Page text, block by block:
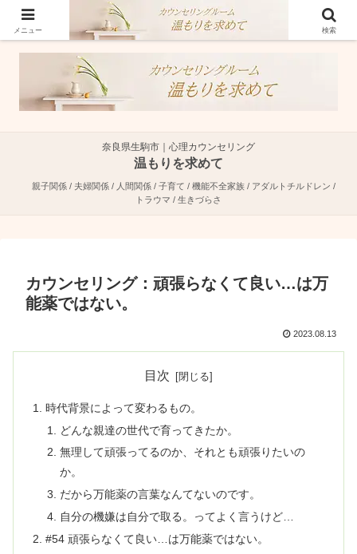
奈良県生駒市で親子関係・夫婦関係・人間関係に特化した心理カウンセラーで
す。
奈良県生駒市｜心理カウンセリング
温もりを求めて
親子関係 / 夫婦関係 / 人間関係 / 子育て / 機能不全家族 / アダルトチルドレン /
トラウマ / 生きづらさ
カウンセリング：頑張らなくて良い…は万
能薬ではない。
2023.08.13
目次
時代背景によって変わるもの。
どんな親達の世代で育ってきたか。
無理して頑張ってるのか、それとも頑張りたいの
か。
だから万能薬の言葉なんてないのです。
自分の機嫌は自分で取る。ってよく言うけど…
#54 頑張らなくて良い…は万能薬ではない。
メニュー 検索